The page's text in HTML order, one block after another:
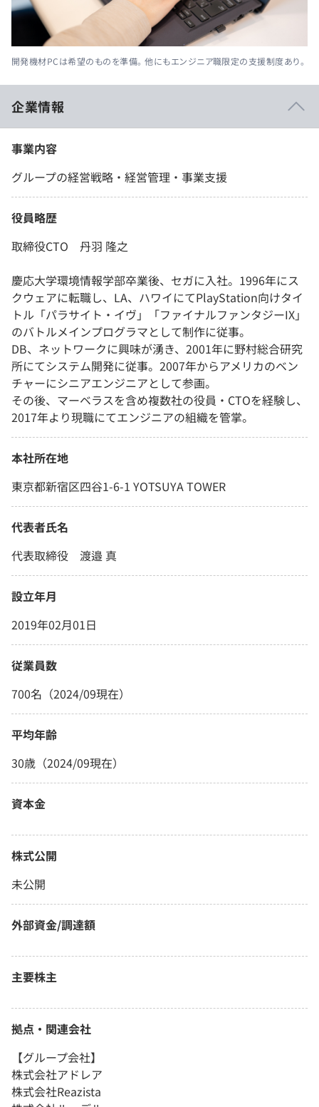
開発機材PCは希望のものを準備。 他にもエンジニア職限定の支援制度あり。
企業情報
事業内容
グループの経営戦略・経営管理・事業支援
役員略歴
取締役CTO 丹羽 隆之
慶応大学環境情報学部卒業後、セガに入社。1996年にス
クウェアに転職し、LA、ハワイにてPlayStation向けタイ
トル「パラサイト・イヴ」「ファイナルファンタジーIX」
のバトルメインプログラマとして制作に従事。
DB、ネットワークに興味が湧き、2001年に野村総合研究
所にてシステム開発に従事。2007年からアメリカのベン
チャーにシニアエンジニアとして参画。
その後、マーベラスを含め複数社の役員・CTOを経験し、
2017年より現職にてエンジニアの組織を管掌。
本社所在地
東京都新宿区四谷1-6-1 YOTSUYA TOWER
代表者氏名
代表取締役 渡邉 真
設立年月
2019年02月01日
従業員数
700名（2024/09現在）
平均年齢
30歳（2024/09現在）
資本金
株式公開
未公開
外部資金/調達額
主要株主
拠点・関連会社
【グループ会社】
株式会社アドレア
株式会社Reazista